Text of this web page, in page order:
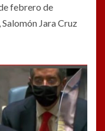
febrero de
Jara Cruz